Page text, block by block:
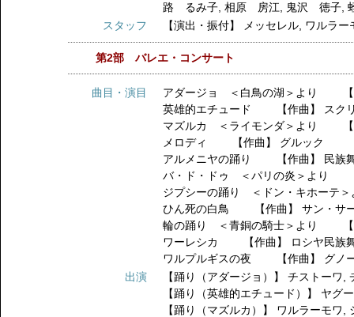
路 るみ子 ,相原 房江 鬼沢 徳子 ,
スタッフ
【演出・振付】 メッセレル ワルラー
第2部 バレエ・コンサート
曲目・演目
アダージョ ＜白鳥の湖＞より 【
英雄的エチュード 【作曲】 スク
マズルカ ＜ライモンダ＞より 【
メロディ 【作曲】 グルック
アルメニヤの踊り 【作曲】 民族
バ・ド・ドゥ ＜パリの炎＞より
ジプシーの踊り ＜ドン・キホーテ
ひん死の白鳥 【作曲】 サン・サ
輪の踊り ＜青銅の騎士＞より 【
ワーレシカ 【作曲】 ロシヤ民族
ワルプルギスの夜 【作曲】 グノ
出演
【踊り（アダージョ）】チストーワ ,
【踊り（英雄的エチュード）】 ヤグ
【踊り（マズルカ）】 ワルラーモワ